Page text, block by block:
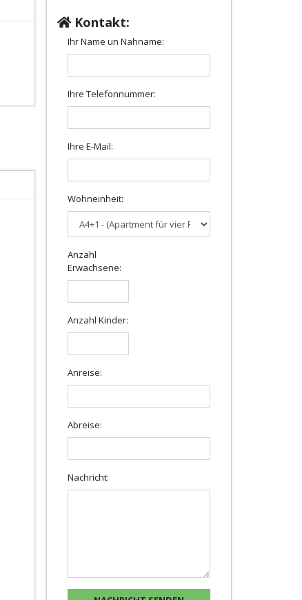
Kontakt:
Ihr Name un Nahname:
Ihre Telefonnummer:
Ihre E-Mail:
Wohneinheit:
Anzahl
Erwachsene:
Anzahl Kinder:
Anreise:
Abreise:
Nachricht: